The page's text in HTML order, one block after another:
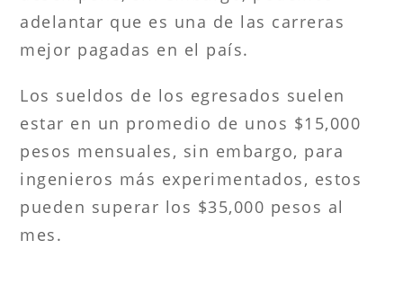
adelantar que es una de las carreras
mejor pagadas en el país.
Los sueldos de los egresados suelen
estar en un promedio de unos $15,000
pesos mensuales, sin embargo, para
ingenieros más experimentados, estos
pueden superar los $35,000 pesos al
mes.